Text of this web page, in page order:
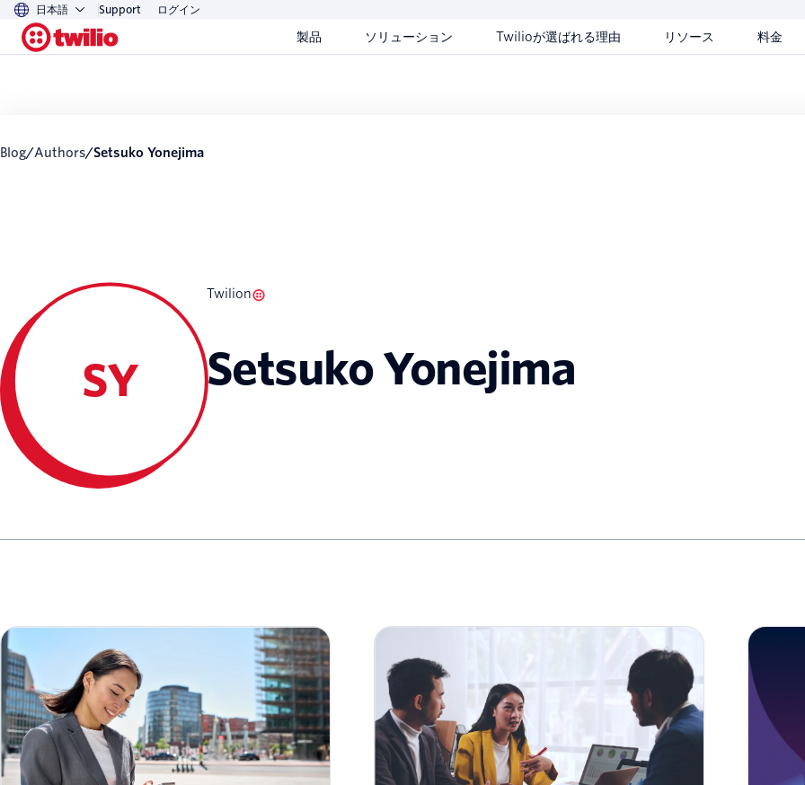
日本語 Support ログイン
製品 ソリューション Twilioが選ばれる理由 リソース 料金
Blog/ Authors/ Setsuko Yonejima
SY
Twilion
Setsuko Yonejima